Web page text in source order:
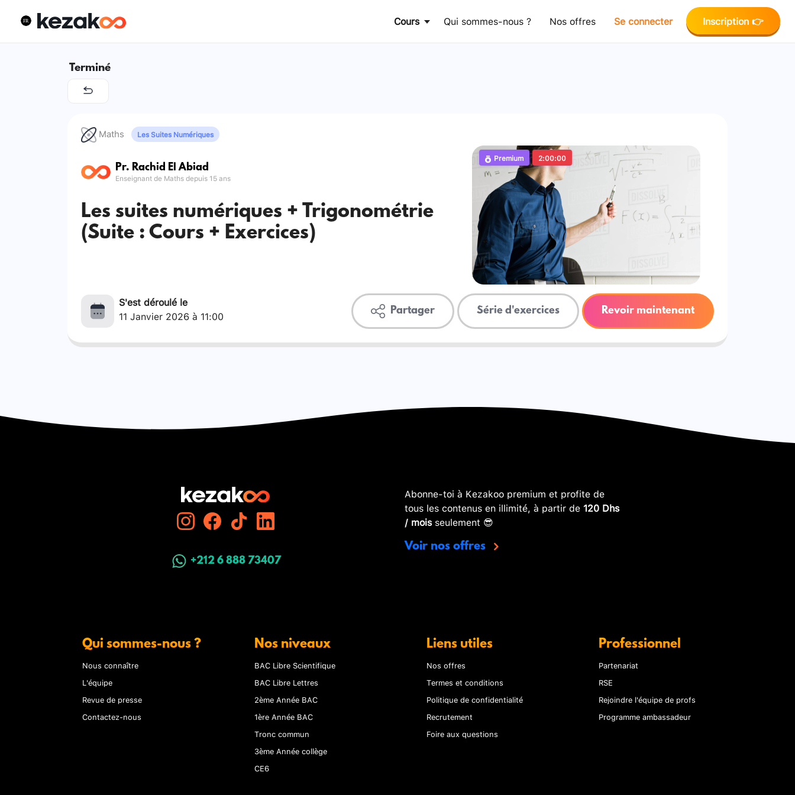
Cours Qui sommes-nous ? Nos offres Se connecter Inscription 👉
Terminé
Maths Les Suites Numériques
Pr. Rachid El Abiad
Enseignant de Maths depuis 15 ans
Les suites numériques + Trigonométrie
(Suite : Cours + Exercices)
Premium 2:00:00
S'est déroulé le
11 Janvier 2026 à 11:00
Partager Série d'exercices Revoir maintenant
+212 6 888 73407
Abonne-toi à Kezakoo premium et profite de
tous les contenus en illimité, à partir de 120 Dhs
/ moisseulement 😎
Voir nos offres
Qui sommes-nous ?
Nous connaître
L'équipe
Revue de presse
Contactez-nous
Nos niveaux
BAC Libre Scientifique
BAC Libre Lettres
2ème Année BAC
1ère Année BAC
Tronc commun
3ème Année collège
CE6
Liens utiles
Nos offres
Termes et conditions
Politique de confidentialité
Recrutement
Foire aux questions
Professionnel
Partenariat
RSE
Rejoindre l'équipe de profs
Programme ambassadeur